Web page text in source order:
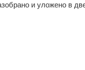
и уложено в